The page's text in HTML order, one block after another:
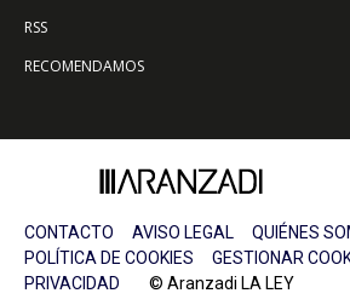
RSS
RECOMENDAMOS
CONTACTO AVISO LEGAL QUIÉNES
POLÍTICA DE COOKIES
GESTIONAR
PRIVACIDAD © Aranzadi LA LEY